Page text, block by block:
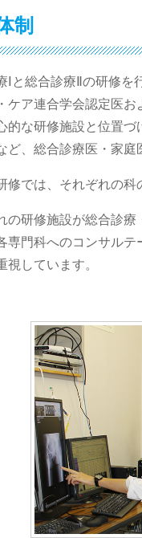
制
Ⅰと総合診療Ⅱの研修
ケア連合学会認定医
的な研修施設と位置
ど、総合診療医・家庭
修では、それぞれの科
の研修施設が総合診
専門科へのコンサル
視しています。